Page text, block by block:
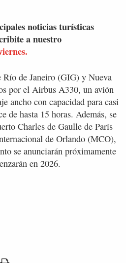
noticias turísticas
a nuestro
de Janeiro (GIG) y Nueva
por el Airbus A330, un avión
ancho con capacidad para casi
de hasta 15 horas. Además, se
Charles de Gaulle de París
de Orlando (MCO),
se anunciarán próximamente
en 2026.